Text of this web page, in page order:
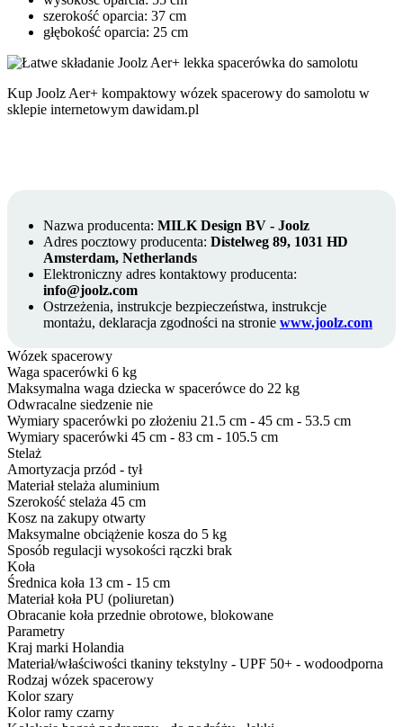
szerokość oparcia: 37 cm
głębokość oparcia: 25 cm
Kup Joolz Aer+ kompaktowy wózek spacerowy do samolotu w
sklepie internetowym dawidam.pl
Nazwa producenta: MILK Design BV - Joolz
Adres pocztowy producenta: Distelweg 89, 1031 HD
Amsterdam, Netherlands
Elektroniczny adres kontaktowy producenta:
info@joolz.com
Ostrzeżenia, instrukcje bezpieczeństwa, instrukcje
montażu, deklaracja zgodności na stronie www.joolz.com
Wózek spacerowy
Waga spacerówki 6 kg
Maksymalna waga dziecka w spacerówce do 22 kg
Odwracalne siedzenie nie
Wymiary spacerówki po złożeniu 21.5 cm - 45 cm - 53.5 cm
Wymiary spacerówki 45 cm - 83 cm - 105.5 cm
Stelaż
Amortyzacja przód - tył
Materiał stelaża aluminium
Szerokość stelaża 45 cm
Kosz na zakupy otwarty
Maksymalne obciążenie kosza do 5 kg
Sposób regulacji wysokości rączki brak
Koła
Średnica koła 13 cm - 15 cm
Materiał koła PU (poliuretan)
Obracanie koła przednie obrotowe, blokowane
Parametry
Kraj marki Holandia
Materiał/właściwości tkaniny tekstylny - UPF 50+ - wodoodporna
Rodzaj wózek spacerowy
Kolor szary
Kolor ramy czarny